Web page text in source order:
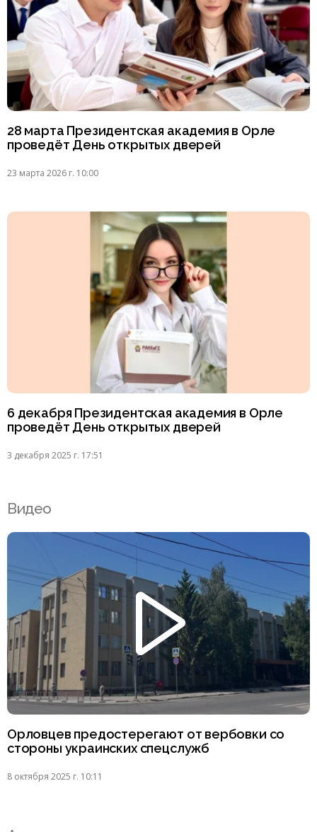
28 марта Президентская академия в Орле
проведёт День открытых дверей
23 марта 2026 г. 10:00
6 декабря Президентская академия в Орле
проведёт День открытых дверей
3 декабря 2025 г. 17:51
Видео
Орловцев предостерегают от вербовки со
стороны украинских спецслужб
8 октября 2025 г. 10:11